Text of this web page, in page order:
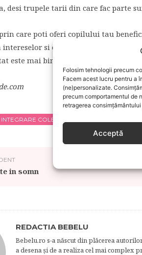
Folosim tehnologii precum
Facem acest lucru pentru a
(ne)personalizate.
precum comportamentul de
retragerea
Acceptă
desi trupele tarii din care fac parte
care poti oferi copilului tau
si culturilor altor state. Cu
este mai bine.
INTEGRARE COLECTIV
in somn
REDACTIA BEBELU
Bebelu.ro s-a născut din plăcerea
a desena şi de a realiza cel mai complex